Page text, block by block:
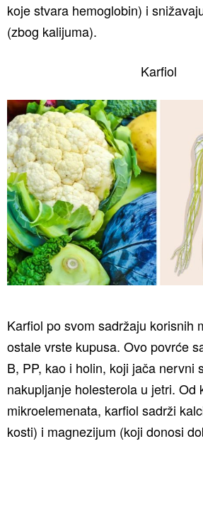
koje stvara hemoglobin) i
(zbog kalijuma).
Karfiol
Karfiol po svom sadržaju korisnih
ostale vrste kupusa. Ovo povrće
B, PP, kao i holin, koji jača nervni
nakupljanje holesterola u jetri. Od
mikroelemenata, karfiol sadrži
kosti) i magnezijum (koji donosi